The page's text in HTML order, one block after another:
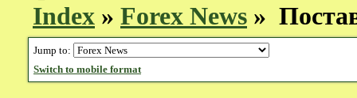
Index » Forex News »
Jump to:
Switch to mobile format